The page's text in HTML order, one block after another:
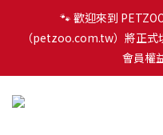
🐾 歡迎來到
（petzoo.com.tw）將正式
會員權
🐾 歡迎來到
（petzoo.com.tw）將正式
會員權
✨【新朋友見面禮】現在註